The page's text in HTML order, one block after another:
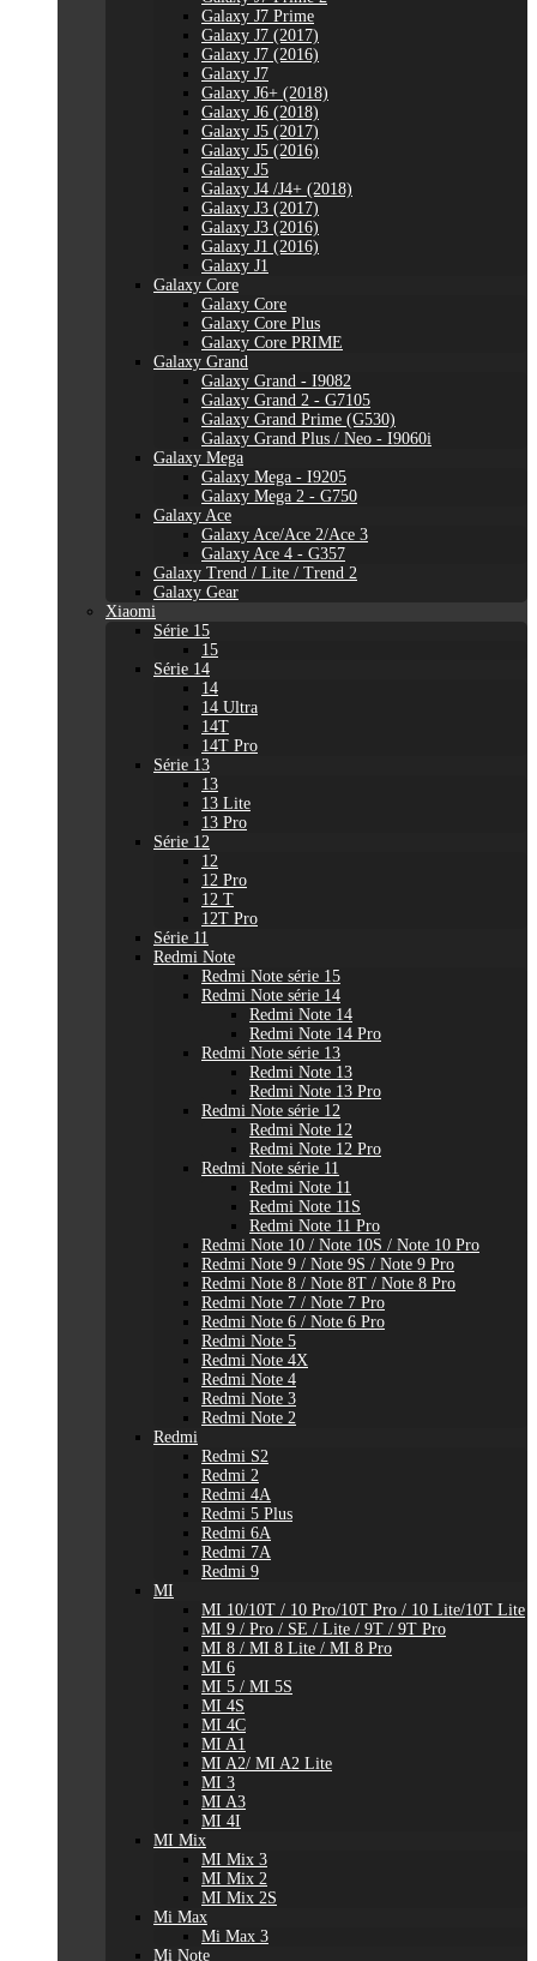
Galaxy J7 Prime
Galaxy J7 (2017)
Galaxy J7 (2016)
Galaxy J7
Galaxy J6+ (2018)
Galaxy J6 (2018)
Galaxy J5 (2017)
Galaxy J5 (2016)
Galaxy J5
Galaxy J4 /J4+ (2018)
Galaxy J3 (2017)
Galaxy J3 (2016)
Galaxy J1 (2016)
Galaxy J1
Galaxy Core
Galaxy Core
Galaxy Core Plus
Galaxy Core PRIME
Galaxy Grand
Galaxy Grand - I9082
Galaxy Grand 2 - G7105
Galaxy Grand Prime (G530)
Galaxy Grand Plus / Neo - I9060i
Galaxy Mega
Galaxy Mega - I9205
Galaxy Mega 2 - G750
Galaxy Ace
Galaxy Ace/Ace 2/Ace 3
Galaxy Ace 4 - G357
Galaxy Trend / Lite / Trend 2
Galaxy Gear
Xiaomi
Série 15
15
Série 14
14
14 Ultra
14T
14T Pro
Série 13
13
13 Lite
13 Pro
Série 12
12
12 Pro
12 T
12T Pro
Série 11
Redmi Note
Redmi Note série 15
Redmi Note série 14
Redmi Note 14
Redmi Note 14 Pro
Redmi Note série 13
Redmi Note 13
Redmi Note 13 Pro
Redmi Note série 12
Redmi Note 12
Redmi Note 12 Pro
Redmi Note série 11
Redmi Note 11
Redmi Note 11S
Redmi Note 11 Pro
Redmi Note 10 / Note 10S / Note 10 Pro
Redmi Note 9 / Note 9S / Note 9 Pro
Redmi Note 8 / Note 8T / Note 8 Pro
Redmi Note 7 / Note 7 Pro
Redmi Note 6 / Note 6 Pro
Redmi Note 5
Redmi Note 4X
Redmi Note 4
Redmi Note 3
Redmi Note 2
Redmi
Redmi S2
Redmi 2
Redmi 4A
Redmi 5 Plus
Redmi 6A
Redmi 7A
Redmi 9
MI
MI 10/10T / 10 Pro/10T Pro / 10 Lite/10T Lite
MI 9 / Pro / SE / Lite / 9T / 9T Pro
MI 8 / MI 8 Lite / MI 8 Pro
MI 6
MI 5 / MI 5S
MI 4S
MI 4C
MI A1
MI A2/ MI A2 Lite
MI 3
MI A3
MI 4I
MI Mix
MI Mix 3
MI Mix 2
MI Mix 2S
Mi Max
Mi Max 3
Mi Note